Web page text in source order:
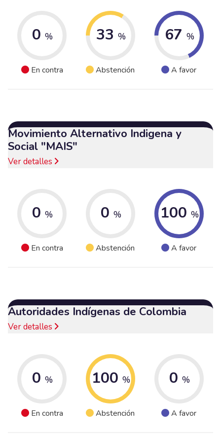
0 %
En contra
33 %
Abstención
67 %
A favor
Movimiento Alternativo Indigena y
Social "MAIS"
Ver detalles
0 %
En contra
0 %
Abstención
100 %
A favor
Autoridades Indígenas de Colombia
Ver detalles
0 %
En contra
100 %
Abstención
0 %
A favor